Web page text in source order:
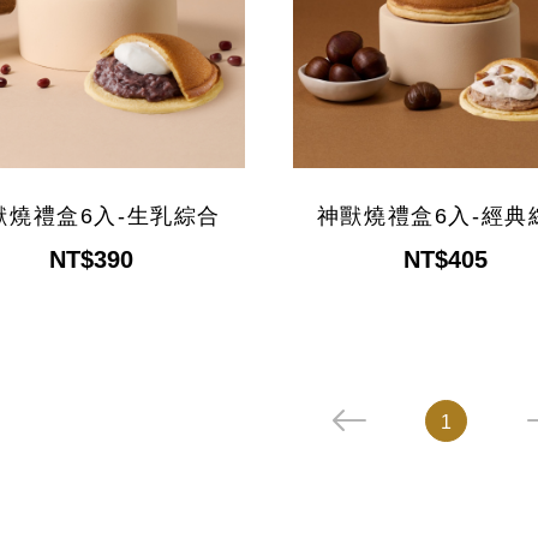
燒禮盒6入-生乳綜合
NT$390
神獸燒禮盒6入-經典
NT$405
1